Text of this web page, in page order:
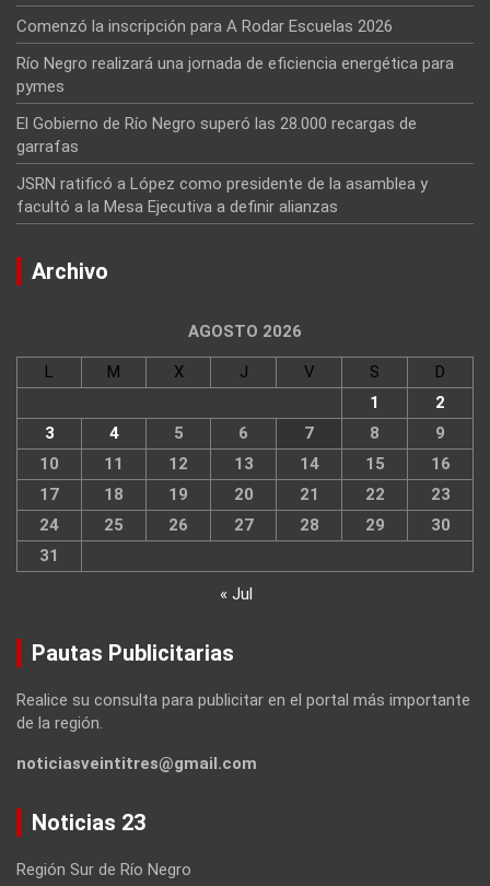
Comenzó la inscripción para A Rodar Escuelas 2026
Río Negro realizará una jornada de eficiencia energética para
pymes
El Gobierno de Río Negro superó las 28.000 recargas de
garrafas
JSRN ratificó a López como presidente de la asamblea y
facultó a la Mesa Ejecutiva a definir alianzas
Archivo
AGOSTO 2026
L M X J V S
D
1
2
3
4 5 6 7 8
9
10
11 12 13 14 15
16
17
18 19 20 21 22
23
24
25 26 27 28 29
30
31
« Jul
Pautas Publicitarias
Realice su consulta para publicitar en el portal más importante
de la región.
noticiasveintitres@gmail.com
Noticias 23
Región Sur de Río Negro